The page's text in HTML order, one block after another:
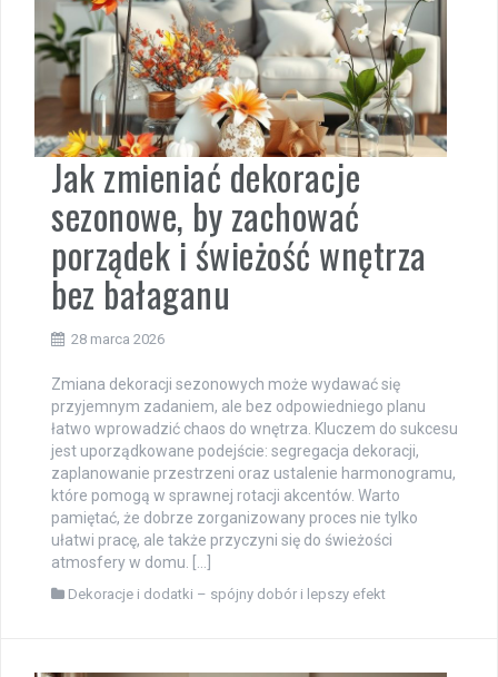
Jak zmieniać dekoracje
sezonowe, by zachować
porządek i świeżość wnętrza
bez bałaganu
28 marca 2026
Zmiana dekoracji sezonowych może wydawać się
przyjemnym zadaniem, ale bez odpowiedniego planu
łatwo wprowadzić chaos do wnętrza. Kluczem do sukcesu
jest uporządkowane podejście: segregacja dekoracji,
zaplanowanie przestrzeni oraz ustalenie harmonogramu,
które pomogą w sprawnej rotacji akcentów. Warto
pamiętać, że dobrze zorganizowany proces nie tylko
ułatwi pracę, ale także przyczyni się do świeżości
atmosfery w domu. […]
Dekoracje i dodatki – spójny dobór i lepszy efekt